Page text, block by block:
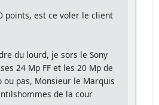
points, est ce voler le client
du lourd, je sors le Sony
24 Mp FF et les 20 Mp de
ou pas, Monsieur le Marquis
de la cour